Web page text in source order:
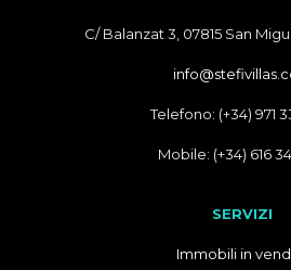
C/ Balanzat 3, 07815 San
Telefono: (+34) 971
Mobile: (+34) 616
SERVIZI
Immobili in